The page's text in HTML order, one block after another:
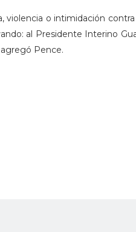
violencia o intimidación
al Presidente Interino
Pence.